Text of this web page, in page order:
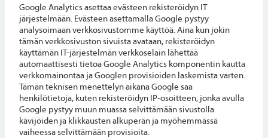
Google Analytics asettaa evästeen rekisteröidyn IT
järjestelmään. Evästeen asettamalla Google pystyy
analysoimaan verkkosivustomme käyttöä. Aina kun jokin
tämän verkkosivuston sivuista avataan, rekisteröidyn
käyttämän IT-järjestelmän verkkoselain lähettää
automaattisesti tietoa Google Analytics komponentin kautta
verkkomainontaa ja Googlen provisioiden laskemista varten.
Tämän teknisen menettelyn aikana Google saa
henkilötietoja, kuten rekisteröidyn IP-osoitteen, jonka avulla
Google pystyy muun muassa selvittämään sivustolla
kävijöiden ja klikkausten alkuperän ja myöhemmässä
vaiheessa selvittämään provisioita.